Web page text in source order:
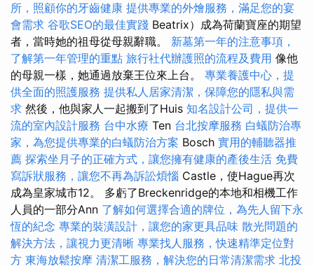
所，照顧你的牙齒健康 提供專業的外燴服務，滿足您的宴
會需求 谷歌SEO的最佳實踐 Beatrix）成為荷蘭寶座的期望
者，當時她的祖母從母親辭職。 新墓第一年的注意事項，
了解第一年管理的重點 旅行社代辦護照的流程及費用 像他
的母親一樣，她通過放棄王位來上台。 專業養護中心，提
供全面的照護服務 提供私人居家清潔，保障您的隱私與需
求 然後，他與家人一起搬到了Huis 知名設計公司，提供一
流的室內設計服務 台中水療 Ten 台北按摩服務 白蟻防治專
家，為您提供專業的白蟻防治方案 Bosch 實用的輔聽器推
薦 探索坐月子的正確方式，讓您擁有健康的產後生活 免費
寫訴狀服務，讓您不再為訴訟煩惱 Castle，使Hague再次
成為皇家城市12。 多虧了Breckenridge的本地和相機工作
人員的一部分Ann 了解如何選擇合適的牌位，為先人留下永
恆的紀念 專業的裝潢設計，讓您的家更具品味 散光問題的
解決方法，讓視力更清晰 專業找人服務，快速精準定位對
方 東海放鬆按摩 清潔工服務，解決您的日常清潔需求 北投